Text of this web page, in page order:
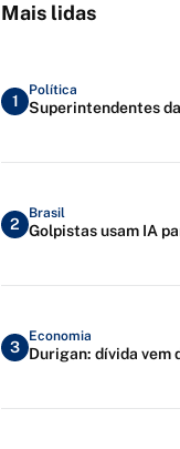
Mais lidas
1
Política
Superintendentes
2
Brasil
Golpistas usam IA
3
Economia
Durigan: dívida vem